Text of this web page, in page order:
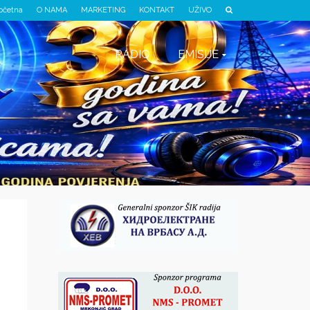
O NAMA MARKETING KONTAKT UŽIVO
RADIO EMISIJE